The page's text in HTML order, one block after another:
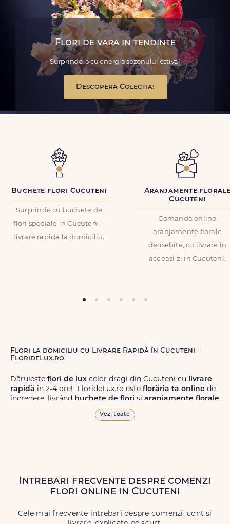
Flori de vara in tendinte
Surprinde-o cu energia sezonului estival
Descopera Colectia!
Buchete flori Cucuteni
Surprinde cu buchete de
flori speciale in Cucuteni –
livrare rapida la domiciliu.
Aranjamente
Cucuteni
Comanda online
aranjamente florale
deosebite, cu livrare in
aceeasi zi in Cucuteni.
Flori la domiciliu cu Livrare Rapidă în Cucuteni –
FlorideLux.ro
Dăruiește flori de lux celor dragi din Cucuteni cu livrare
rapidă în 2-4 ore! FlorideLux.ro este florăria ta online de
încredere, livrând buchete de flori și aranjamente florale
de calitate superioară în Cucuteni și în toată România.
Livrăm buchete de florichiar și în weekend, pentru ca tu
să poți adresa un gest frumos atunci când ai nevoie.
Vezi toate
Intrebari frecvente despre comenzi
flori online in Cucuteni
Cele mai frecvente intrebari despre comenzi, cont si